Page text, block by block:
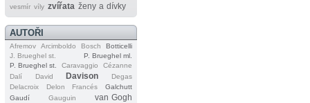
vesmír víly zvířata ženy a dívky
AUTOŘI
Afremov Arcimboldo Bosch
Botticelli
J. Brueghel st.
P. Brueghel ml.
P. Brueghel st.
Caravaggio
Cézanne
Dalí
David Davison
Degas
Delacroix
Delon Francés
Galchutt
Gaudí
Gauguin
van Gogh